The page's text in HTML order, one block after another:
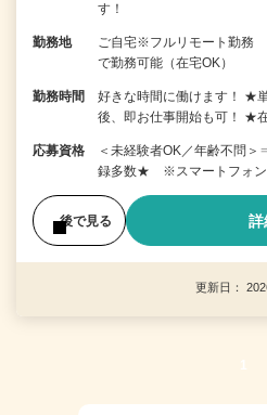
す！
勤務地
ご自宅※フルリモート勤務
で勤務可能（在宅OK）
勤務時間
好きな時間に働けます！ ★
後、即お仕事開始も可！ ★
応募資格
＜未経験者OK／年齢不問
録多数★ ※スマートフォン
後で見る 詳
更新日：
1